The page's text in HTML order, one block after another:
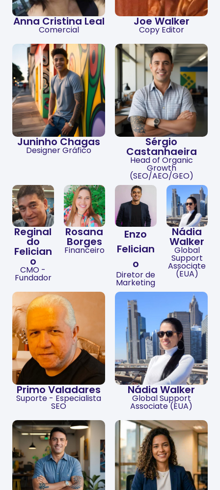
Anna Cristina Leal
Comercial
Joe Walker
Copy Editor
Juninho Chagas
Designer Gráfico
Sérgio
Castanhaeira
Head of Organic
Growth
(SEO/AEO/GEO)
Reginal
do
Felician
o
CMO -
Fundador
Rosana
Borges
Financeiro
Enzo
Felician
o
Diretor de
Marketing
Nádia
Walker
Global
Support
Associate
(EUA)
Primo Valadares
Suporte - Especialista
SEO
Nádia Walker
Global Support
Associate (EUA)